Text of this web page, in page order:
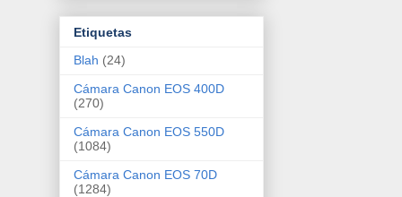
Etiquetas
Blah (24)
Cámara Canon EOS 400D
(270)
Cámara Canon EOS 550D
(1084)
Cámara Canon EOS 70D
(1284)